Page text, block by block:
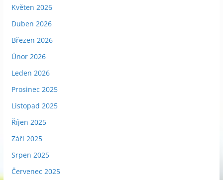
Květen 2026
Duben 2026
Březen 2026
Únor 2026
Leden 2026
Prosinec 2025
Listopad 2025
Říjen 2025
Září 2025
Srpen 2025
Červenec 2025